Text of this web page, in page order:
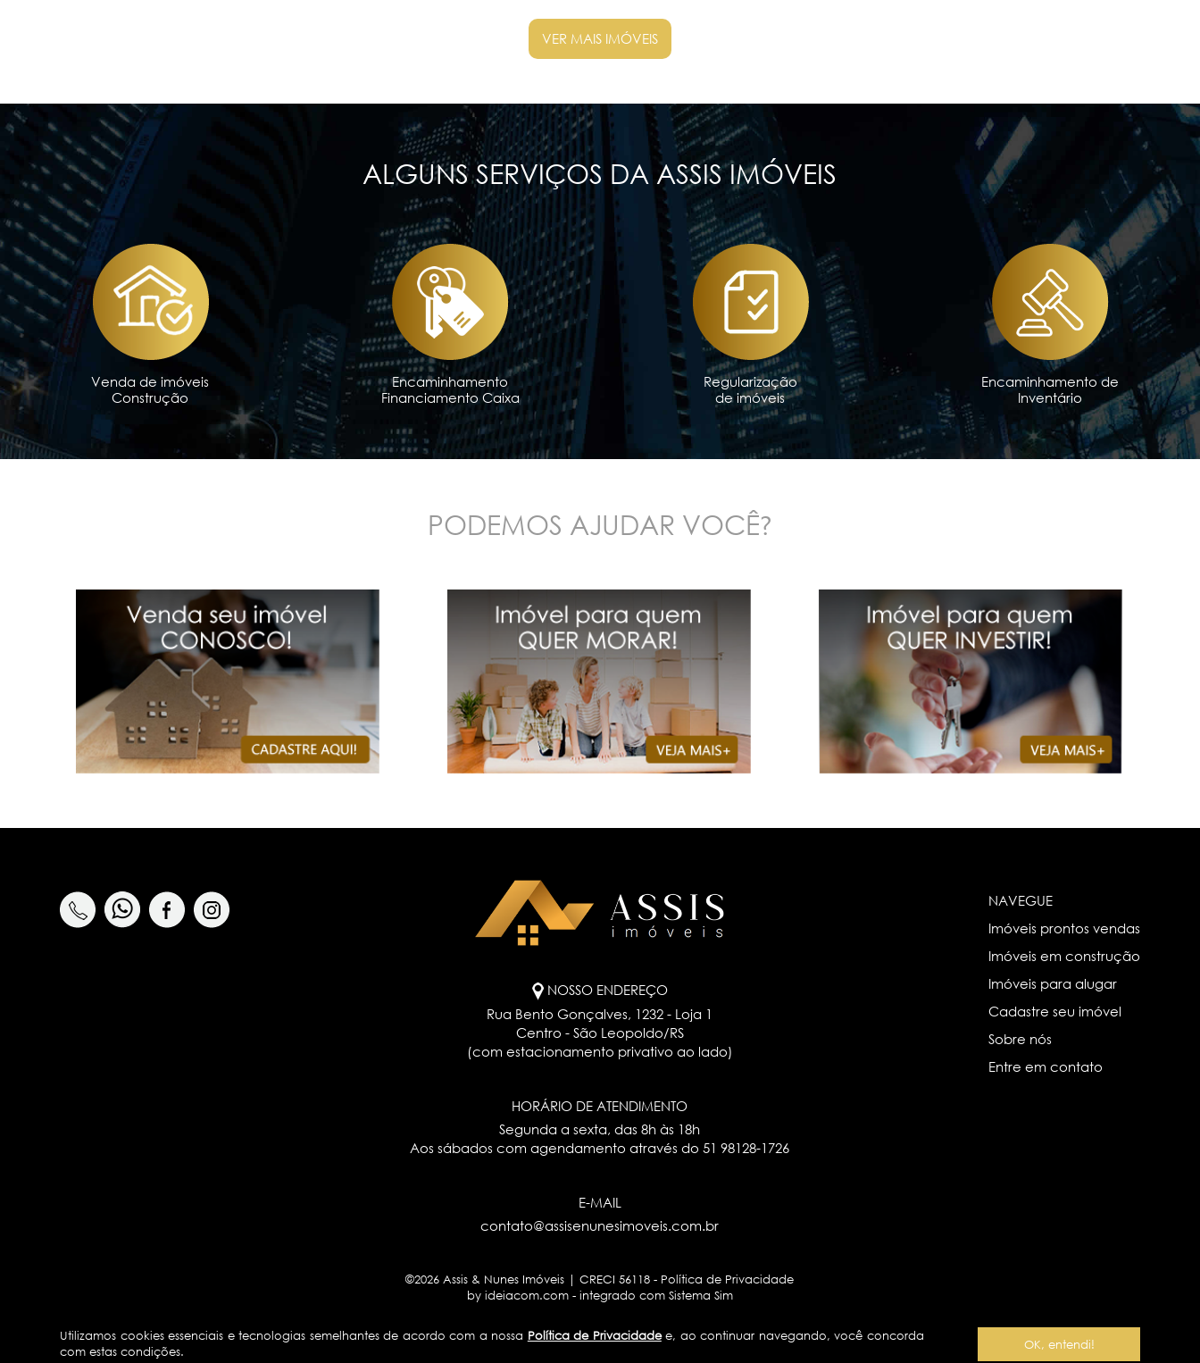
Utilizamos cookies essenciais e tecnologias semelhantes de acordo com a nossa Política de Privacidadee, ao continuar navegando, você concorda
com estas condições.
OK, entendi!
VER MAIS IMÓVEIS
ALGUNS SERVIÇOS DA ASSIS IMÓVEIS
Venda de imóveis
Construção
Encaminhamento
Financiamento Caixa
Regularização
de imóveis
Encaminhamento de
Inventário
PODEMOS AJUDAR VOCÊ?
NOSSO ENDEREÇO
Rua Bento Gonçalves, 1232 - Loja 1
Centro - São Leopoldo/RS
(com estacionamento privativo ao lado)
HORÁRIO DE ATENDIMENTO
Segunda a sexta, das 8h às 18h
Aos sábados com agendamento através do51 98128-1726
E-MAIL
contato@assisenunesimoveis.com.br
NAVEGUE
Imóveis prontos vendas
Imóveis em construção
Imóveis para alugar
Cadastre seu imóvel
Sobre nós
Entre em contato
©2026 Assis & Nunes Imóveis | CRECI 56118 - Política de Privacidade
by ideiacom.com- integrado com Sistema Sim